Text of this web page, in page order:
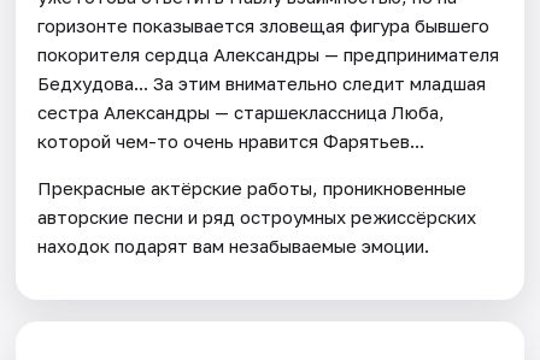
горизонте показывается зловещая фигура бывшего
покорителя сердца Александры — предпринимателя
Бедхудова... За этим внимательно следит младшая
сестра Александры — старшеклассница Люба,
которой чем-то очень нравится Фарятьев...
Прекрасные актёрские работы, проникновенные
авторские песни и ряд остроумных режиссёрских
находок подарят вам незабываемые эмоции.